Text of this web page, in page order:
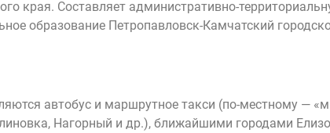
края. Составляет административно-
образование Петропавловск-Камчатский
автобус и маршрутное такси (по-местному —
Нагорный и др.), ближайшими городами